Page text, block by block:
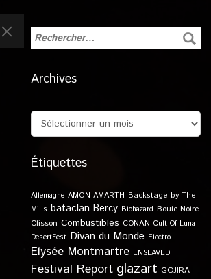
Archives
Étiquettes
Allemagne AMON AMARTH Backstage by The
Mills bataclan Bercy Biohazard Boule Noire
Clisson Combustibles CONAN Cult Of Luna
DesertFest Divan du Monde Electro
Elysée Montmartre ENSLAVED
Festival Report glazart GOJIRA